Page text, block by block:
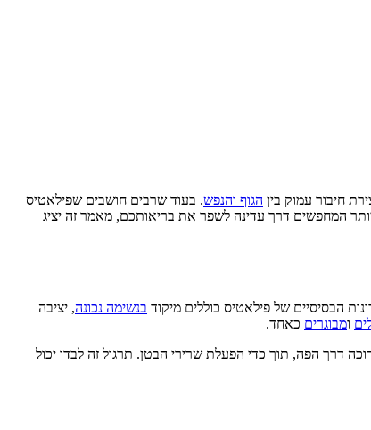
חיבור עמוק בין הגוף והנפש. בעוד שרבים חושבים שפילאטיס
המחפשים דרך עדינה לשפר את בריאותכם, מאמר זה יציג
בנשימה נכונה, יציבה
ומבוגרים כאחד.
דרך הפה, תוך כדי הפעלת שרירי הבטן. תרגול זה לבדו יכול